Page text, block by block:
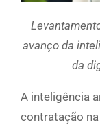
avanço da
da
A inteligência
contratação